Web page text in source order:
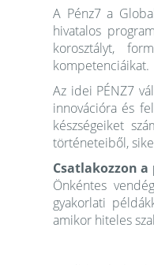
A Pénz7 a
hivatalos
korosztályt,
kompetenciáikat.
Az idei PÉNZ7
innovációra és
készségeiket
történeteiből,
Csatlakozzon
Önkéntes
gyakorlati
amikor hiteles